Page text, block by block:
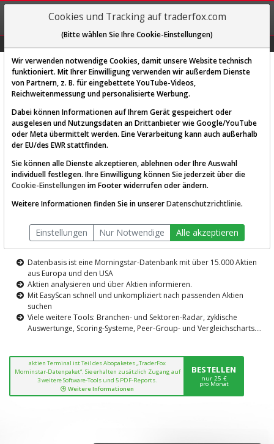
REGIS-
TRIEREN
Diese Funktion ist nur für
AKTIEN-TERMINAL
Die Aktienanalyse-Plattform von
TraderFox
Datenbasis ist eine Morningstar-Datenbank mit über 15.000 Aktien
aus Europa und den USA
Aktien analysieren und über Aktien informieren.
Mit EasyScan schnell und unkompliziert nach passenden Aktien
suchen
Viele weitere Tools: Branchen- und Sektoren-Radar, zyklische
Auswertunge, Scoring-Systeme, Peer-Group- und Vergleichscharts....
aktien Terminal ist Teil des Abopaketes „TraderFox
Morninstar-Datenpaket“. Sie erhalten zusätzlich Zugang auf
3 weitere Software-Tools und 5 PDF-Reports.
Weitere Informationen
BESTELLEN
nur 25 €
pro Monat
Cookies und Tracking auf traderfox.com
(Bitte wählen Sie Ihre Cookie-Einstellungen)
Wir verwenden notwendige Cookies, damit unsere Website technisch
funktioniert. Mit Ihrer Einwilligung verwenden wir außerdem Dienste
von Partnern, z. B. für eingebettete YouTube-Videos,
Reichweitenmessung und personalisierte Werbung.
Dabei können Informationen auf Ihrem Gerät gespeichert oder
ausgelesen und Nutzungsdaten an Drittanbieter wie Google/YouTube
oder Meta übermittelt werden. Eine Verarbeitung kann auch außerhalb
der EU/des EWR stattfinden.
Sie können alle Dienste akzeptieren, ablehnen oder Ihre Auswahl
individuell festlegen. Ihre Einwilligung können Sie jederzeit über die
Cookie-Einstellungen im Footer widerrufen oder ändern.
Weitere Informationen finden Sie in unsererDatenschutzrichtlinie.
Einstellungen Nur Notwendige Alle akzeptieren